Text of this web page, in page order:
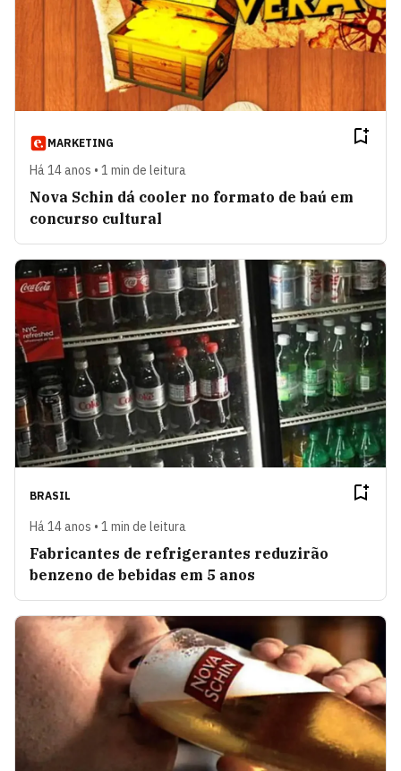
MARKETING
Há 14 anos • 1 min de leitura
Nova Schin dá cooler no formato de baú em
concurso cultural
BRASIL
Há 14 anos • 1 min de leitura
Fabricantes de refrigerantes reduzirão
benzeno de bebidas em 5 anos